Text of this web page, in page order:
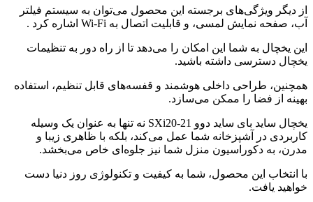
از دیگر ویژگی‌های برجسته این محصول می‌توان به سیستم فیلتر
آب، صفحه نمایش لمسی، و قابلیت اتصال به Wi-Fi اشاره کرد .
این یخچال به شما این امکان را می‌دهد تا از راه دور به تنظیمات
یخچال دسترسی داشته باشید.
همچنین، طراحی داخلی هوشمند و قفسه‌های قابل تنظیم، استفاده
بهینه از فضا را ممکن می‌سازد.
یخچال ساید بای ساید دوو SXi20-21 نه تنها به عنوان یک وسیله
کاربردی در آشپزخانه شما عمل می‌کند، بلکه با ظاهری زیبا و
مدرن، به دکوراسیون منزل شما نیز جلوه‌ای خاص می‌بخشد.
با انتخاب این محصول، شما به کیفیت و تکنولوژی روز دنیا دست
خواهید یافت.